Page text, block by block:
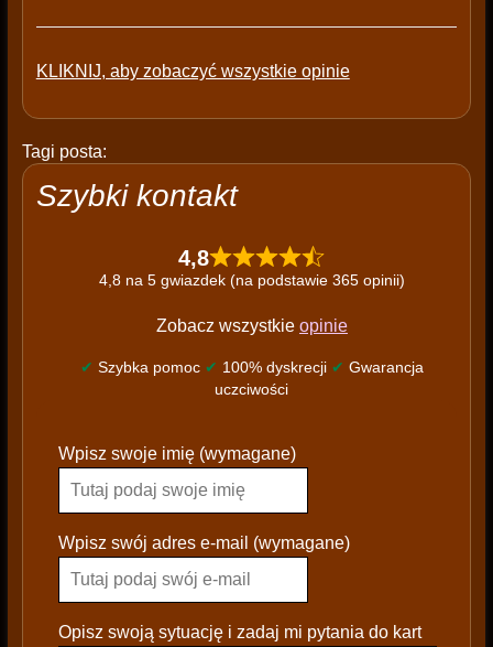
KLIKNIJ, aby zobaczyć wszystkie opinie
Tagi posta:
Szybki kontakt
4,8
4,8 na 5 gwiazdek (na podstawie 365 opinii)
Zobacz wszystkie opinie
✔ Szybka pomoc ✔ 100% dyskrecji ✔ Gwarancja
uczciwości
l
a
s
e
Wpisz swoje imię (wymagane)
Wpisz swój adres e-mail (wymagane)
Opisz swoją sytuację i zadaj mi pytania do kart